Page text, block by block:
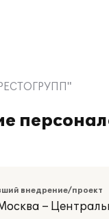
РЕСТОГРУПП"
внедрение/проект
–